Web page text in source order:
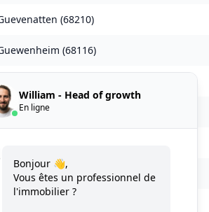
(68210)
(68116)
(
Hagenbach(68210)
William - Head of growth
En ligne
Bonjour 👋,
Vous êtes un professionnel de
l'immobilier ?